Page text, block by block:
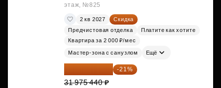
этаж, №825
2 кв 2027
Скидка
Предчистовая отделка
Платите как хотите
Квартира за 2 000 ₽/мес
Мастер-зона с санузлом Ещё
25 260 598 ₽ -21%
31 975 440 ₽